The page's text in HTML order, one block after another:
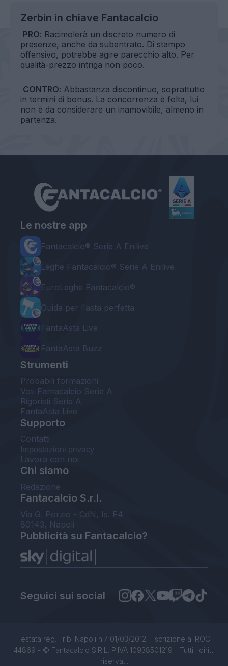
Zerbin in chiave Fantacalcio
PRO: Racimolerà un discreto numero di
presenze, anche da subentrato. Di stampo
offensivo, potrebbe agire parecchio alto. Per
qualità-prezzo intriga non poco.
CONTRO: Abbastanza discontinuo, soprattutto
in termini di bonus. La concorrenza è folta, lui
non è da considerare un inamovibile, almeno in
partenza.
Le nostre app
Fantacalcio® Serie A Enilive
Leghe Fantacalcio® Serie A Enilive
EuroLeghe Fantacalcio®
Guida per l'asta perfetta
FantaAsta Live
FantaAsta Buzz
Strumenti
Probabili formazioni
Voti Fantacalcio Serie A
Rigoristi Serie A
FantaAsta Live
Supporto
Contatti
Impostazioni privacy
Lavora con noi
Chi siamo
Redazione
Fantacalcio S.r.l.
Via G. Porzio - CdN, Is. F4
80143, Napoli
Pubblicità su Fantacalcio?
Seguici sui social
Testata reg. Trib. Napoli n.7 01/03/2012 - Iscrizione al ROC:
44869 - © Fantacalcio S.R.L. P.IVA 10938501219 - Tutti i diritti
riservati.